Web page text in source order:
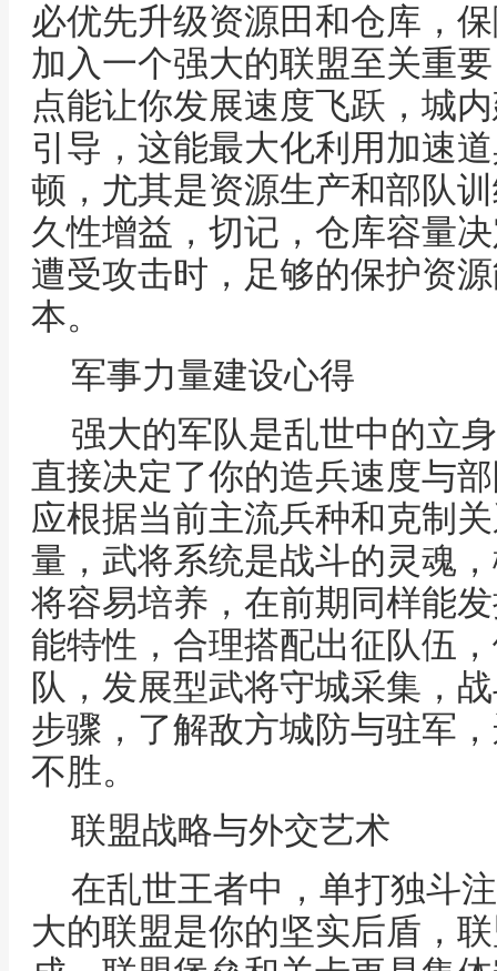
必优先升级资源田和仓库，
加入一个强大的联盟至关重
点能让你发展速度飞跃，城
引导，这能最大化利用加速
顿，尤其是资源生产和部队
久性增益，切记，仓库容量
遭受攻击时，足够的保护资
本。
军事力量建设心得
强大的军队是乱世中的立
直接决定了你的造兵速度与
应根据当前主流兵种和克制
量，武将系统是战斗的灵魂
将容易培养，在前期同样能
能特性，合理搭配出征队伍
队，发展型武将守城采集，
步骤，了解敌方城防与驻军
不胜。
联盟战略与外交艺术
在乱世王者中，单打独斗
大的联盟是你的坚实后盾，